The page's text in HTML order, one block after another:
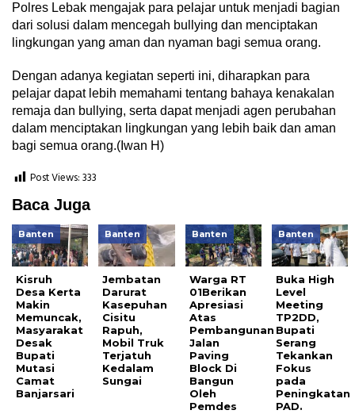
Polres Lebak mengajak para pelajar untuk menjadi bagian
dari solusi dalam mencegah bullying dan menciptakan
lingkungan yang aman dan nyaman bagi semua orang.
Dengan adanya kegiatan seperti ini, diharapkan para
pelajar dapat lebih memahami tentang bahaya kenakalan
remaja dan bullying, serta dapat menjadi agen perubahan
dalam menciptakan lingkungan yang lebih baik dan aman
bagi semua orang.(Iwan H)
Post Views:333
Baca Juga
Banten
Kisruh
Desa Kerta
Makin
Memuncak,
Masyarakat
Desak
Bupati
Mutasi
Camat
Banjarsari
Banten
Jembatan
Darurat
Kasepuhan
Cisitu
Rapuh,
Mobil Truk
Terjatuh
Kedalam
Sungai
Banten
Warga RT
01Berikan
Apresiasi
Atas
Pembangunan
Jalan
Paving
Block Di
Bangun
Oleh
Pemdes
Banten
Buka High
Level
Meeting
TP2DD,
Bupati
Serang
Tekankan
Fokus
pada
Peningkatan
PAD.